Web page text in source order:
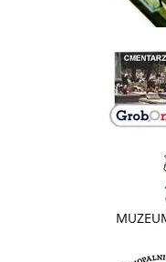
link do
link do
link do